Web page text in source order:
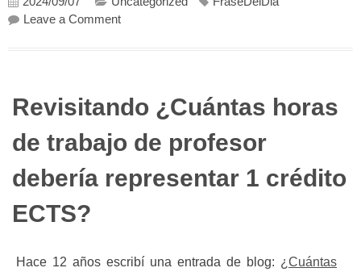
Leave a Commenton Ser estúpido no mala cosa
Revisitando ¿Cuántas horas
de trabajo de profesor
debería representar 1 crédito
ECTS?
Hace 12 años escribí una entrada de blog: ¿Cuántas